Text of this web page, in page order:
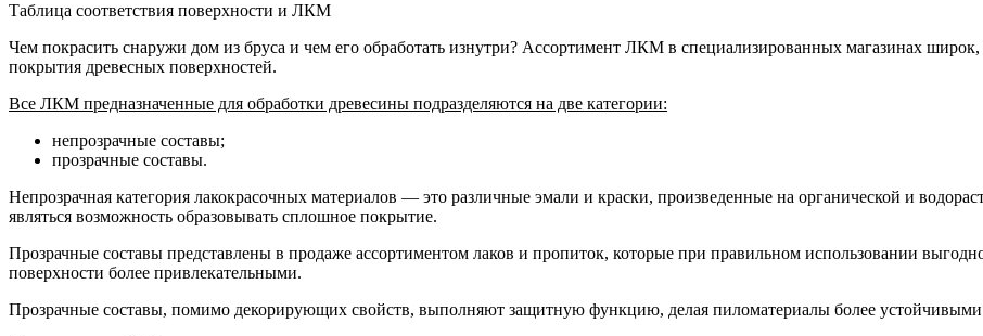
Таблица соответствия поверхности и ЛКМ
Чем покрасить снаружи дом из бруса и чем его обработать изнутри? Ассортимент ЛКМ в специализированных магазинах
покрытия древесных поверхностей.
Все ЛКМ предназначенные для обработки древесины подразделяются на две категории:
непрозрачные составы;
прозрачные составы.
Непрозрачная категория лакокрасочных материалов — это различные эмали и краски, произведенные на органической и
являться возможность образовывать сплошное покрытие.
Прозрачные составы представлены в продаже ассортиментом лаков и пропиток, которые при правильном использовании
поверхности более привлекательными.
Прозрачные составы, помимо декорирующих свойств, выполняют защитную функцию, делая пиломатериалы более